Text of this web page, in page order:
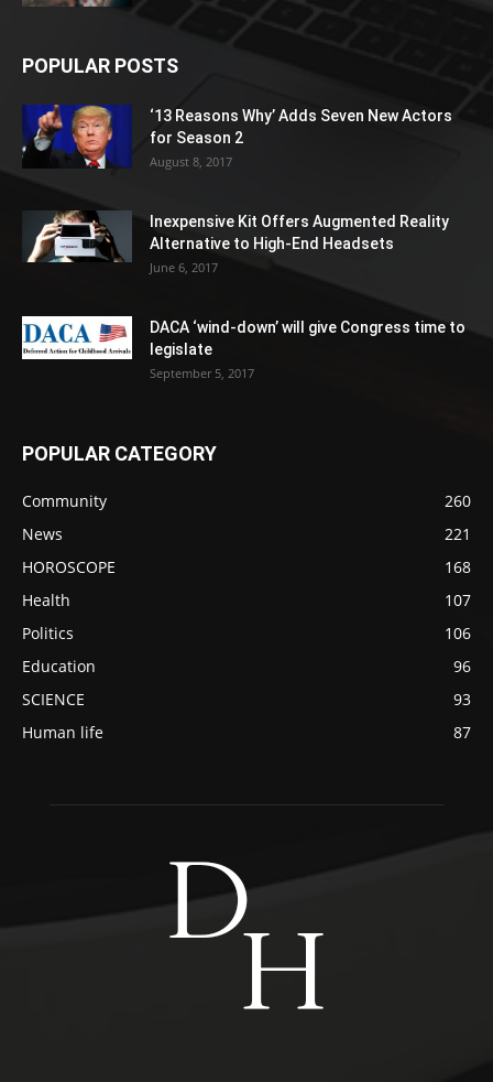
POPULAR POSTS
‘13 Reasons Why’ Adds Seven New Actors
for Season 2
August 8, 2017
Inexpensive Kit Offers Augmented Reality
Alternative to High-End Headsets
June 6, 2017
DACA ‘wind-down’ will give Congress time to
legislate
September 5, 2017
POPULAR CATEGORY
Community
260
News
221
HOROSCOPE
168
Health
107
Politics
106
Education
96
SCIENCE
93
Human life
87